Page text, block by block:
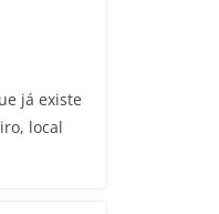
já existe
local